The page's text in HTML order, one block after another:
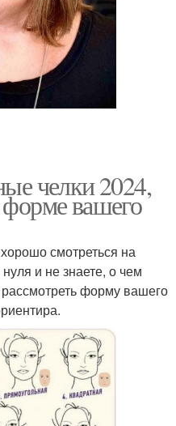
челки 2024,
вашего
смотреться на
и не знаете, о чем
форму вашего